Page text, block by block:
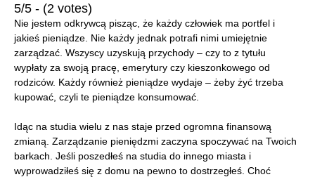
5/5 - (2 votes)
Nie jestem odkrywcą pisząc, że każdy człowiek ma portfel i
jakieś pieniądze. Nie każdy jednak potrafi nimi umiejętnie
zarządzać. Wszyscy uzyskują przychody – czy to z tytułu
wypłaty za swoją pracę, emerytury czy kieszonkowego od
rodziców. Każdy również pieniądze wydaje – żeby żyć trzeba
kupować, czyli te pieniądze konsumować.
Idąc na studia wielu z nas staje przed ogromna finansową
zmianą. Zarządzanie pieniędzmi zaczyna spoczywać na Twoich
barkach. Jeśli poszedłeś na studia do innego miasta i
wyprowadziłeś się z domu na pewno to dostrzegłeś. Choć